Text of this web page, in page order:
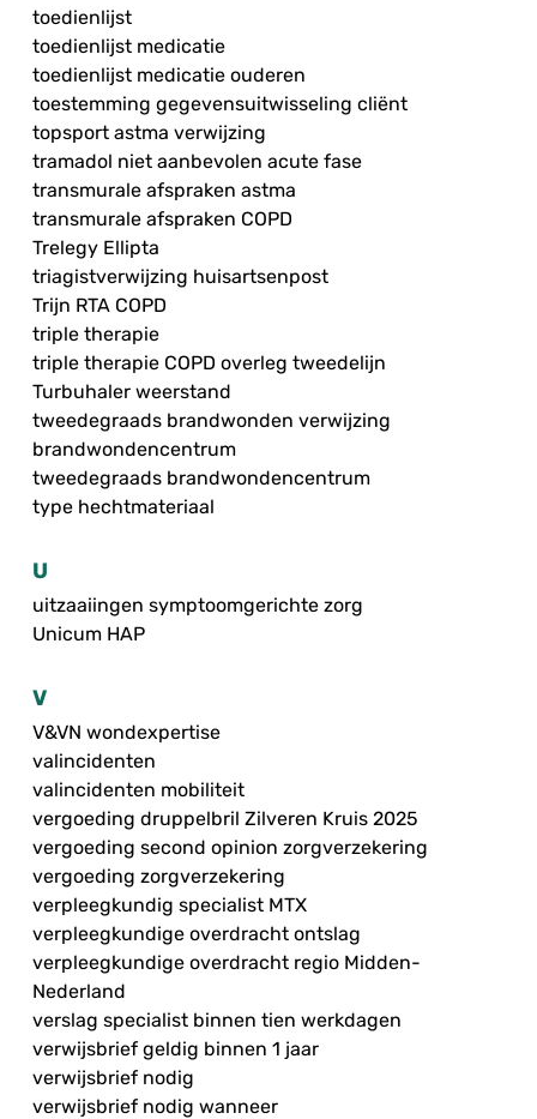
toedienlijst
toedienlijst medicatie
toedienlijst medicatie ouderen
toestemming gegevensuitwisseling cliënt
topsport astma verwijzing
tramadol niet aanbevolen acute fase
transmurale afspraken astma
transmurale afspraken COPD
Trelegy Ellipta
triagistverwijzing huisartsenpost
Trijn RTA COPD
triple therapie
triple therapie COPD overleg tweedelijn
Turbuhaler weerstand
tweedegraads brandwonden verwijzing
brandwondencentrum
tweedegraads brandwondencentrum
type hechtmateriaal
U
uitzaaiingen symptoomgerichte zorg
Unicum HAP
V
V&VN wondexpertise
valincidenten
valincidenten mobiliteit
vergoeding druppelbril Zilveren Kruis 2025
vergoeding second opinion zorgverzekering
vergoeding zorgverzekering
verpleegkundig specialist MTX
verpleegkundige overdracht ontslag
verpleegkundige overdracht regio Midden-
Nederland
verslag specialist binnen tien werkdagen
verwijsbrief geldig binnen 1 jaar
verwijsbrief nodig
verwijsbrief nodig wanneer